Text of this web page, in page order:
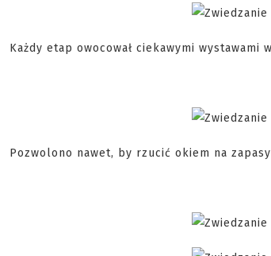
Każdy etap owocował ciekawymi
Pozwolono nawet, by rzucić okiem na